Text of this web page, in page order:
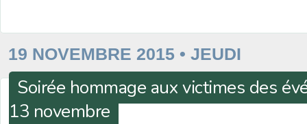
19 NOVEMBRE 2015 • JEUDI
Soirée hommage aux victimes des
13 novembre